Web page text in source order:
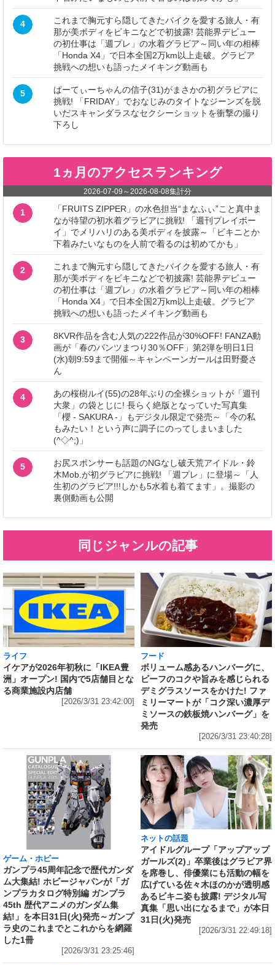
4
これまで胸元すら隠してきたバイクを愛する旅人・有
那が美ボディをビキニなどで初披露! 芸能界デビュー
の初仕事は「週プレ」の水着グラビア～同い年の相棒
「Honda X4」で日本全国2万km以上走破。グラビア
挑戦への想いも語ったメイキング動画も
5
ぱーてぃーちゃんの信子(31)がまさかの初グラビアに
挑戦! 「FRIDAY」でおなじみのタイトなジーンズを脱
いだスキャンダラスなセクシーショットを衝撃の撮り
下ろし
1ヵ月のアクセスランキング
2026-07-09 ～2026-08-08集計分
1
「FRUITS ZIPPER」の水色担当“まなふぃ”こと真中ま
なが待望の初水着グラビアに挑戦! 「週刊プレイボー
イ」でメリハリのある美ボディを披露～「ビキニとか
下着みたいなものを人前で着るのは初めてかも」
2
これまで胸元すら隠してきたバイクを愛する旅人・有
那が美ボディをビキニなどで初披露! 芸能界デビュー
の初仕事は「週プレ」の水着グラビア～同い年の相棒
「Honda X4」で日本全国2万km以上走破。グラビア
挑戦への想いも語ったメイキング動画も
3
8KVR作品を含む人気の222作品が30%OFF! FANZA動
画が「春のパンツまつり30％OFF」第2弾を明日1日
(水)朝9:59まで開催～キャンペーンガールは田野憂さ
ん
4
あの桜樹ルイ(55)の28年ぶりの全裸ショットが「週刊
大衆」の袋とじに! 長らく絶版となっていた写真集
「櫻 - SAKURA -」もデジタル限定で発売～「今の私
もみたい！という声に調子にのってしまいました
(^◇^;)」
5
お尻スポンサーも話題のNGなし破天荒アイドル・鈴
木Mob.が初グラビアに挑戦! 「週プレ」に登場～「人
生初のグラビア!!!しかも5水着も着てます」。撮影の
裏側動画も公開
同じジャンルの記事
ライフ
イケアが2026年初秋に「IKEA豊
洲」オープン! 国内で5店舗目とな
る商業施設内店舗
[2026/3/31 23:42:00]
フード
ボリューム感あるハンバーグに、
ビーフのコクや旨みを感じられる
デミグラスソースをかけた! ファ
ミリーマートが「コク深い濃厚デ
ミソースの鉄板焼ハンバーグ」を
発売
[2026/3/31 23:40:28]
ゲーム・ホビー
ガンプラ45周年記念で歴代ガンダ
ム大集結! ホビージャパンが「ガ
ンプラカタログ特別編 ガンプラ
45th 歴代アニメのガンダム集
結!」を本日31日(火)発売～ガンプ
ラ史のこれまでとこれからを網羅
した1冊
[2026/3/31 23:25:46]
ネットの話題
アイドルグループ「アップアップ
ガールズ(2)」卒業後はグラビア界
を席巻し、俳優業にも活動の幅を
広げている佐々木ほのかが透明感
あるビキニ姿も披露! デジタル写
真集「思い出になるまで」が本日
31日(火)発売
[2026/3/31 22:49:18]